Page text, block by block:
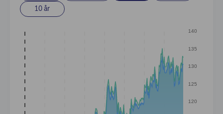
10 år
140
135
130
125
120